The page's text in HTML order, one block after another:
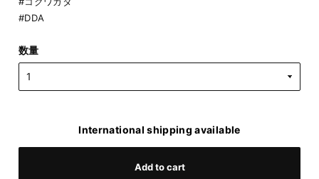
#DDA
数量
International shipping available
Add to cart